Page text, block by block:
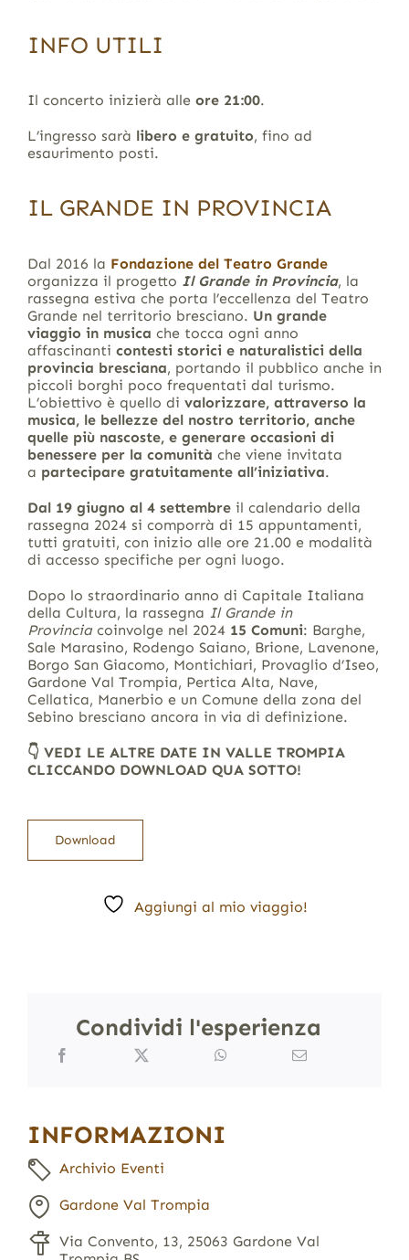
INFO UTILI
Il concerto inizierà alle ore 21:00.
L’ingresso sarà libero e gratuito, fino ad
esaurimento posti.
IL GRANDE IN PROVINCIA
Dal 2016 la Fondazione del Teatro Grande
organizza il progetto Il Grande in Provincia, la
rassegna estiva che porta l’eccellenza del Teatro
Grande nel territorio bresciano. Un grande
viaggio in musica che tocca ogni anno
affascinanti contesti storici e naturalistici della
provincia bresciana, portando il pubblico anche in
piccoli borghi poco frequentati dal turismo.
L’obiettivo è quello di valorizzare, attraverso la
musica, le bellezze del nostro territorio, anche
quelle più nascoste, e generare occasioni di
benessere per la comunità che viene invitata
a partecipare gratuitamente all’iniziativa.
Dal 19 giugno al 4 settembreil calendario della
rassegna 2024 si comporrà di 15 appuntamenti,
tutti gratuiti, con inizio alle ore 21.00 e modalità
di accesso specifiche per ogni luogo.
Dopo lo straordinario anno di Capitale Italiana
della Cultura, la rassegna Il Grande in
Provincia coinvolge nel 2024 15 Comuni: Barghe,
Sale Marasino, Rodengo Saiano, Brione, Lavenone,
Borgo San Giacomo, Montichiari, Provaglio d’Iseo,
Gardone Val Trompia, Pertica Alta, Nave,
Cellatica, Manerbio e un Comune della zona del
Sebino bresciano ancora in via di definizione.
👇​ VEDI LE ALTRE DATE IN VALLE TROMPIA
CLICCANDO DOWNLOAD QUA SOTTO!
Download
Aggiungi al mio viaggio!
Condividi l'esperienza
INFORMAZIONI
Archivio Eventi
Gardone Val Trompia
Via Convento, 13, 25063 Gardone Val